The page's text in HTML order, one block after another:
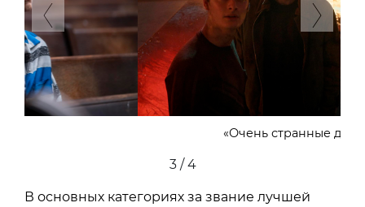
«Очень странные дела»
Previous Next
4 / 4
В основных категориях за звание лучшей